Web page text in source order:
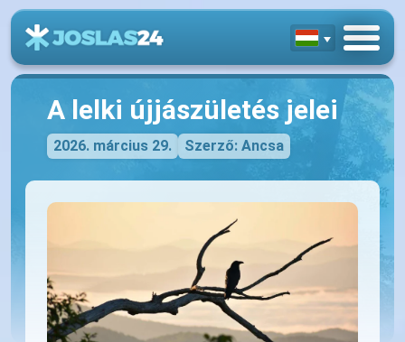
A lelki újjászületés jelei
2026. március 29. Szerző: Ancsa